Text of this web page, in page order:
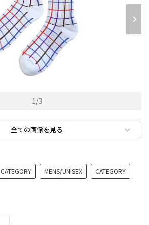
1/3
全ての画像を見る
CATEGORY MENS/UNISEX CATEGORY